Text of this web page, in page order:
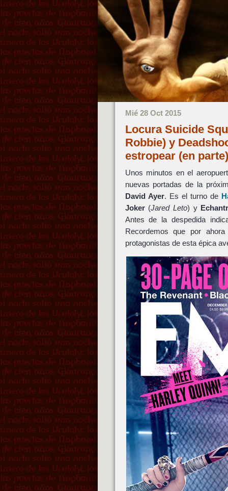
Mié 28 Oct 2015
Locura Suicide
Robbie) y
estropear (en
Unos minutos en el
nuevas portadas de la
David Ayer. Es el turno de
Joker(Jared Leto) y
Antes de la despedida
Recordemos que por
protagonistas de esta épica